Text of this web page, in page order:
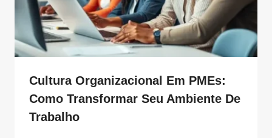
Cultura Organizacional Em PMEs:
Como Transformar Seu Ambiente De
Trabalho